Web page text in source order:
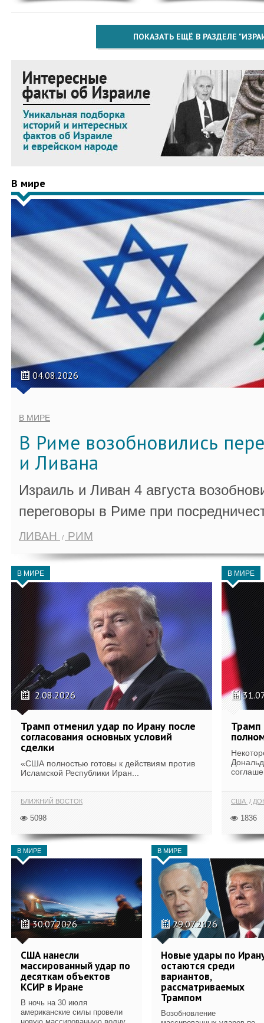
ПОКАЗАТЬ ЕЩЁ В РАЗДЕЛЕ
В мире
04.08.2026
В МИРЕ
В Риме возобновились
и Ливана
Израиль и Ливан 4 августа
переговоры в Риме при
ЛИВАН РИМ
В МИРЕ
2.08.2026
Трамп отменил удар по Ирану после
согласования основных условий
сделки
«США полностью готовы к действиям против
Исламской Республики Иран...
БЛИЖНИЙ ВОСТОК
5098
В МИРЕ
Трамп
США
1836
В МИРЕ
30.07.2026
США нанесли
массированный удар по
десяткам объектов
КСИР в Иране
В ночь на 30 июля
американские силы провели
новую массированную волну
В МИРЕ
29.07.2026
Новые удары по
остаются среди
вариантов,
рассматриваемых
Трампом
Возобновление